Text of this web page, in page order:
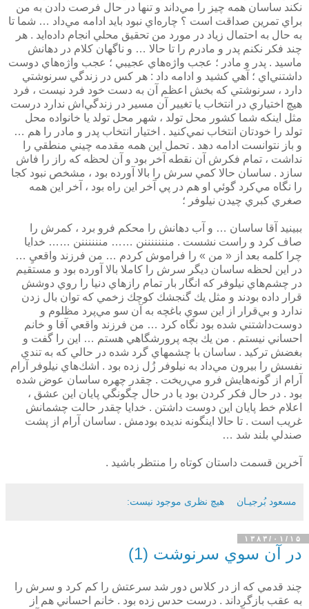
نكند ساسان همه چيز را مي‌داند و تنها در حال فرصت دادن به من
براي تمرين صداقت است ؟ چاره‌اي نبود بايد ادامه مي‌داد … شما تا
به حال به احتمال زياد در مورد من تحقيق محلي انجام داده‌ايد . هر
چند فكر نكنم پدر و مادرم را تا حالا … و ناگهان كلام در دهانش
ماسيد . پدر و مادر ؛ عجب واژه‌هاي عجيبي ؛ عجب واژه‌هاي دوست
داشتني‌اي ؛ آهي كشيد و ادامه داد : هر كس در زندگي سرنوشتي
دارد ، سرنوشتي كه بخش اعظم آن به دست خود فرد نيست ، فرد
هيچ اختياري در انتخاب يا تغيير آن مسير در زندگي‌اش ندارد درست
مثل اينكه شما كشور محل تولد ، شهر محل تولد يا خانواده محل
تولد را خودتان انتخاب نمي‌كنيد . اختيار انتخاب پدر و مادر را هم …
و باز نتوانست ادامه دهد . تحمل اين همه مقدمه چيني منطقي را
نداشت ، تمام فكرش آن نقطه آخر بود و آن لحظه كه راز را فاش
سازد . ساسان حالا كمي سرش را بالا آورده بود ، مشخص نبود كجا
را نگاه مي‌كرد گوئي او هم در پي آخر اين راه بود ، آخر اين همه
صغري كبري چيدن نيلوفر ؛
ببينيد آقا ساسان … و آب دهانش را محكم فرو برد ، كمرش را
صاف كرد و راست نشست . منننننننن …… مننننننن …… خدايا
چرا كلمه بعد از « من » را فراموش كردم … من فرزند واقعيِ …
در اين لحظه ساسان ديگر سرش را كاملا بالا آورده بود و مستقيم
در چشم‌هاي نيلوفر كه انگار بار تمام رازهاي دنيا را روي دوشش
قرار داده بودند و مثل يك گنجشك كوچك زخمي كه توان بال زدن
ندارد و بي‌قرار از اين سوي باغچه به آن سو مي‌پرد مظلوم و
دوست‌داشتني شده بود نگاه كرد … من فرزند واقعي آقا و خانم
احساني نيستم . من يك بچه پرورشگاهي هستم … اين را گفت و
بغضش تركيد . ساسان با چشمهاي گرد شده در حالي كه به تندي
نفسش را بيرون مي‌داد به نيلوفر زُل زده بود . اشك‌هاي نيلوفر آرام
آرام از گونه‌هايش فرو مي‌ريخت . چقدر چهره ساسان عوض شده
بود . در حال فكر كردن بود يا در حال چگونگي پايان اين عشق ،‌
اعلام خط پايان اين دوست داشتن . خدايا چقدر حالت چشمانش
غريب است . تا حالا اينگونه نديده بودمش . ساسان آرام از پشت
صندلي بلند شد …
آخرين قسمت داستان كوتاه را منتظر باشيد .
مسعود بُرجيـان هیچ نظری موجود نیست:
۱۳۸۳/۰۱/۱۵
در آن سوي سرنوشت (1)
چند قدمي كه از در كلاس دور شد سرعتش را كم كرد و سرش را
به عقب بازگرداند . درست حدس زده بود . خانم احساني هم از